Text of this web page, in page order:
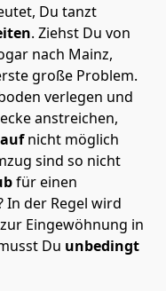
Du tanzt
. Ziehst Du von
nach Mainz,
große Problem.
verlegen und
anstreichen,
nicht möglich
sind so nicht
für einen
In der Regel wird
Eingewöhnung in
Du unbedingt